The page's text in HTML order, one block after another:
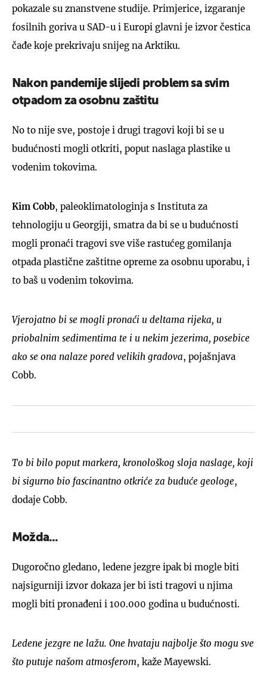
pokazale su znanstvene studije. Primjerice, izgaranje
fosilnih goriva u SAD-u i Europi glavni je izvor čestica
čađe koje prekrivaju snijeg na Arktiku.
Nakon pandemije slijedi problem sa svim
otpadom za osobnu zaštitu
No to nije sve, postoje i drugi tragovi koji bi se u
budućnosti mogli otkriti, poput naslaga plastike u
vodenim tokovima.
Kim Cobb, paleoklimatologinja s Instituta za
tehnologiju u Georgiji, smatra da bi se u budućnosti
mogli pronaći tragovi sve više rastućeg gomilanja
otpada plastične zaštitne opreme za osobnu uporabu, i
to baš u vodenim tokovima.
Vjerojatno bi se mogli pronaći u deltama rijeka, u
priobalnim sedimentima te i u nekim jezerima, posebice
ako se ona nalaze pored velikih gradova, pojašnjava
Cobb.
To bi bilo poput markera, kronološkog sloja naslage, koji
bi sigurno bio fascinantno otkriće za buduće geologe,
dodaje Cobb.
Možda...
Dugoročno gledano, ledene jezgre ipak bi mogle biti
najsigurniji izvor dokaza jer bi isti tragovi u njima
mogli biti pronađeni i 100.000 godina u budućnosti.
Ledene jezgre ne lažu. One hvataju najbolje što mogu sve
što putuje našom atmosferom, kaže Mayewski.